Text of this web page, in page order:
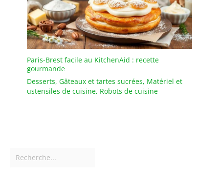
passent au lave-vaisselle.
Paris-Brest facile au KitchenAid : recette
gourmande
Desserts, Gâteaux et tartes sucrées, Matériel et
ustensiles de cuisine, Robots de cuisine